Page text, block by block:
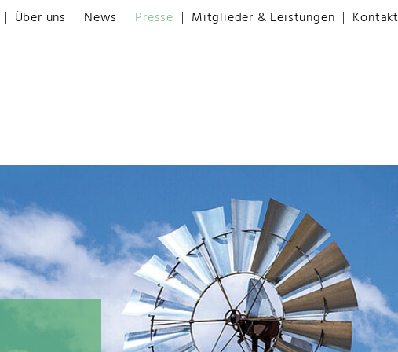
Über uns News Presse Mitglieder & Leistungen Kontakt